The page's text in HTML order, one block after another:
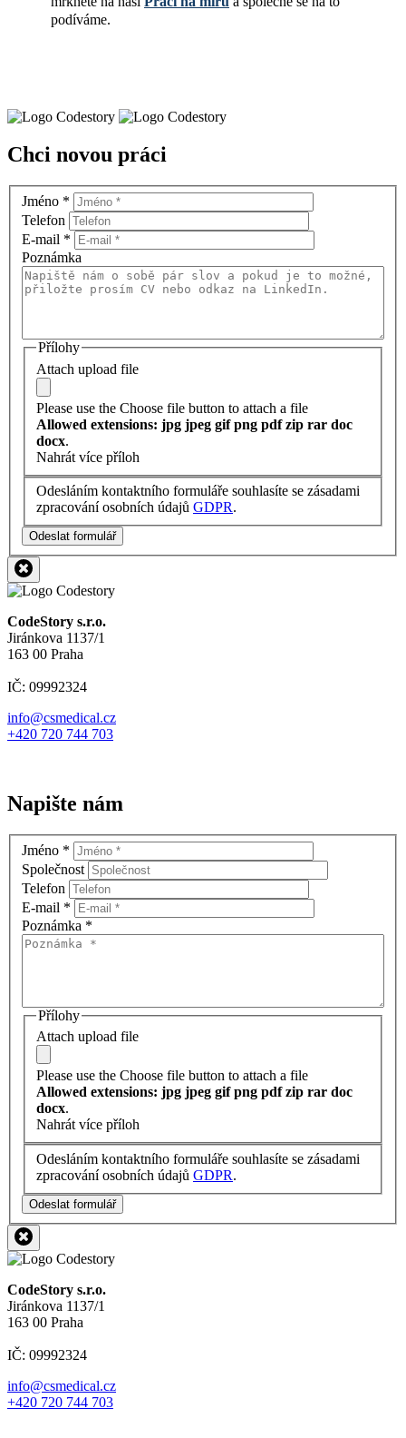
podíváme.
Chci novou práci
Jméno *
Telefon
E-mail *
Poznámka
Přílohy
Attach upload file
Please use the Choose file button to attach a file
Allowed extensions: jpg jpeg gif png pdf zip rar doc
docx.
Nahrát více příloh
Odesláním kontaktního formuláře souhlasíte se zásadami
zpracování osobních údajů GDPR.
Odeslat formulář
CodeStory s.r.o.
Jiránkova 1137/1
163 00 Praha
IČ: 09992324
info@csmedical.cz
+420 720 744 703
Napište nám
Jméno *
Společnost
Telefon
E-mail *
Poznámka *
Přílohy
Attach upload file
Please use the Choose file button to attach a file
Allowed extensions: jpg jpeg gif png pdf zip rar doc
docx.
Nahrát více příloh
Odesláním kontaktního formuláře souhlasíte se zásadami
zpracování osobních údajů GDPR.
Odeslat formulář
CodeStory s.r.o.
Jiránkova 1137/1
163 00 Praha
IČ: 09992324
info@csmedical.cz
+420 720 744 703